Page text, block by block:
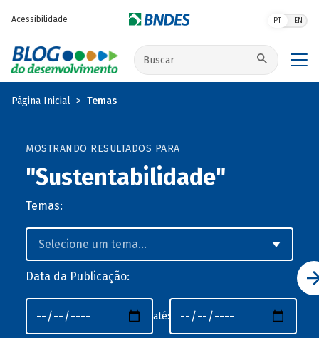
Acessibilidade PT EN
Buscar no site
Página Inicial Temas
MOSTRANDO RESULTADOS PARA
"Sustentabilidade"
Temas:
Data da Publicação:
até: